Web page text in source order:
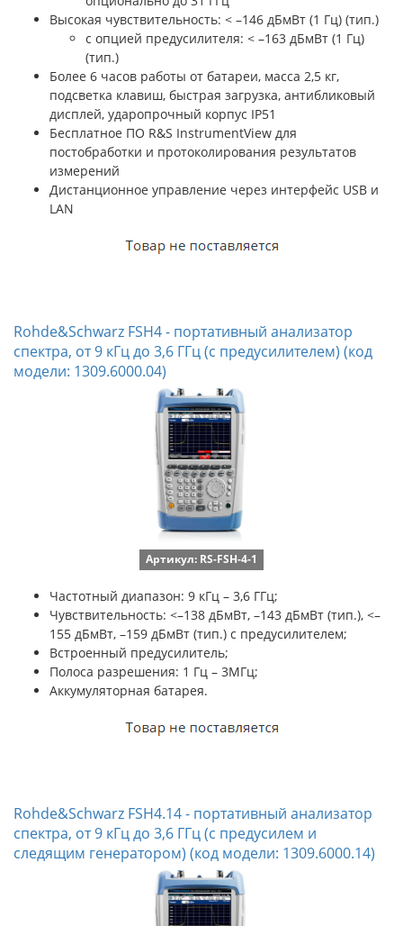
Высокая чувствительность: < –146 дБмВт (1 Гц) (тип.)
с опцией предусилителя: < –163 дБмВт (1 Гц)
(тип.)
Более 6 часов работы от батареи, масса 2,5 кг,
подсветка клавиш, быстрая загрузка, антибликовый
дисплей, ударопрочный корпус IP51
Бесплатное ПО R&S InstrumentView для
постобработки и протоколирования результатов
измерений
Дистанционное управление через интерфейс USB и
LAN
Rohde&Schwarz FSH4 - портативный анализатор
спектра, от 9 кГц до 3,6 ГГц (с предусилителем) (код
модели: 1309.6000.04)
Артикул: RS-FSH-4-1
Частотный диапазон: 9 кГц – 3,6 ГГц;
Чувствительность: <–138 дБмВт, –143 дБмВт (тип.), <–
155 дБмВт, –159 дБмВт (тип.) с предусилителем;
Встроенный предусилитель;
Полоса разрешения: 1 Гц – 3МГц;
Аккумуляторная батарея.
Rohde&Schwarz FSH4.14 - портативный анализатор
спектра, от 9 кГц до 3,6 ГГц (с предусилем и
следящим генератором) (код модели: 1309.6000.14)